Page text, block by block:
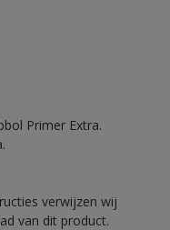
Primer Extra.
verwijzen wij
van dit product.